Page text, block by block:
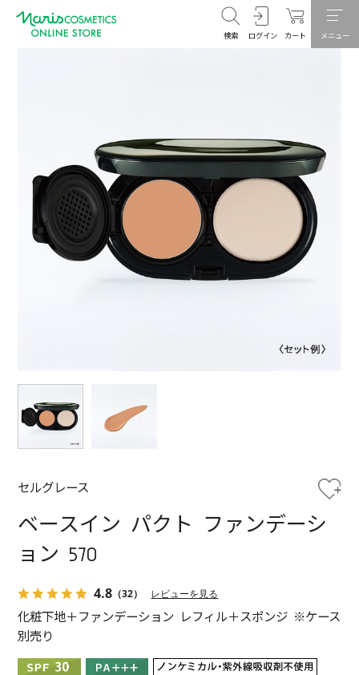
検索 ログイン カート メニュー
セルグレース
ベースイン パクト ファンデーシ
ョン 570
4.8 （32） レビューを見る
化粧下地＋ファンデーション レフィル＋スポンジ ※ケース
別売り